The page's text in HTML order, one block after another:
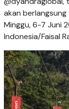
akan
Minggu, 6-7 Juni
Indonesia/Faisal